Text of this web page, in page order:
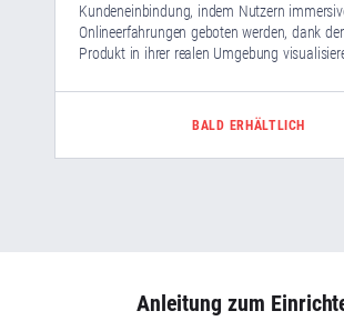
Kundeneinbindung, indem Nutzern
Onlineerfahrungen geboten werden, dank
Produkt in ihrer realen Umgebung
BALD ERHÄLTLICH
Anleitung zum